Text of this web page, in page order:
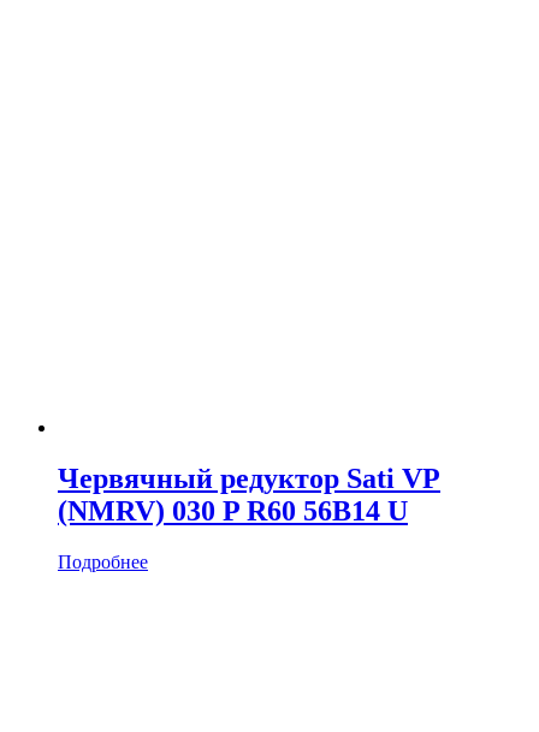
Червячный редуктор Sati VP
(NMRV) 030 P R60 56B14 U
Подробнее